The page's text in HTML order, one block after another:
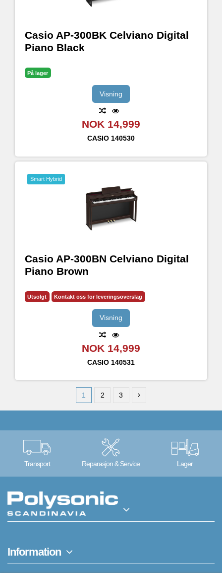
Casio AP-300BK Celviano Digital
Piano Black
På lager
Visning
NOK 14,999
CASIO 140530
Smart Hybrid
Casio AP-300BN Celviano Digital
Piano Brown
Utsolgt Kontakt oss for leveringsoverslag
Visning
NOK 14,999
CASIO 140531
1 2 3
Transport Reparasjon & Service Lager
Information